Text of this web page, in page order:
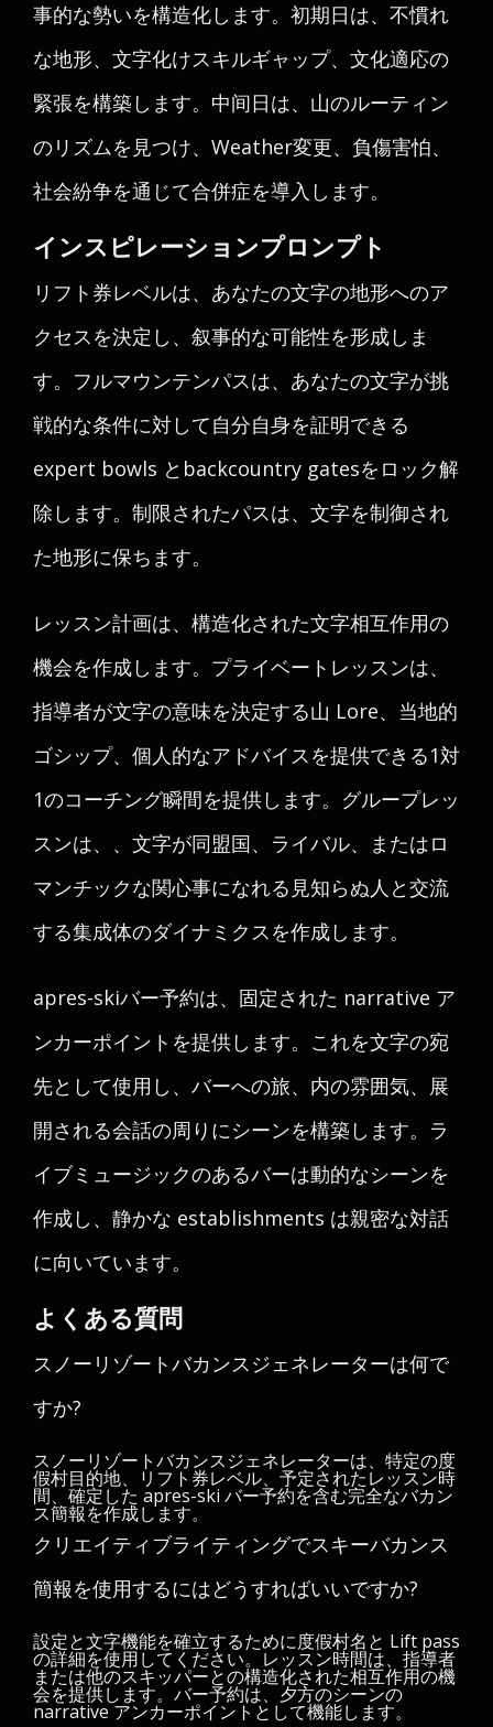
事的な勢いを構造化します。初期日は、不慣れ
な地形、文字化けスキルギャップ、文化適応の
緊張を構築します。中间日は、山のルーティン
のリズムを見つけ、Weather変更、負傷害怕、
社会紛争を通じて合併症を導入します。
インスピレーションプロンプト
リフト券レベルは、あなたの文字の地形へのア
クセスを決定し、叙事的な可能性を形成しま
す。フルマウンテンパスは、あなたの文字が挑
戦的な条件に対して自分自身を証明できる
expert bowls とbackcountry gatesをロック解
除します。制限されたパスは、文字を制御され
た地形に保ちます。
レッスン計画は、構造化された文字相互作用の
機会を作成します。プライベートレッスンは、
指導者が文字の意味を決定する山 Lore、当地的
ゴシップ、個人的なアドバイスを提供できる1対
1のコーチング瞬間を提供します。グループレッ
スンは、、文字が同盟国、ライバル、またはロ
マンチックな関心事になれる見知らぬ人と交流
する集成体のダイナミクスを作成します。
apres-skiバー予約は、固定された narrative ア
ンカーポイントを提供します。これを文字の宛
先として使用し、バーへの旅、内の雰囲気、展
開される会話の周りにシーンを構築します。ラ
イブミュージックのあるバーは動的なシーンを
作成し、静かな establishments は親密な対話
に向いています。
よくある質問
スノーリゾートバカンスジェネレーターは何で
すか?
スノーリゾートバカンスジェネレーターは、特定の度
假村目的地、リフト券レベル、予定されたレッスン時
間、確定した apres-ski バー予約を含む完全なバカン
ス簡報を作成します。
クリエイティブライティングでスキーバカンス
簡報を使用するにはどうすればいいですか?
設定と文字機能を確立するために度假村名と Lift pass
の詳細を使用してください。レッスン時間は、指導者
または他のスキッパーとの構造化された相互作用の機
会を提供します。バー予約は、夕方のシーンの
narrative アンカーポイントとして機能します。